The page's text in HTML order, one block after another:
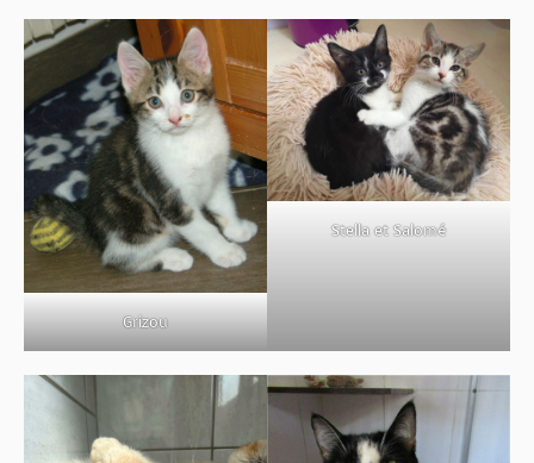
CONTACT
BOUTIQUE
FORUM
Grizou
Stella et Salomé